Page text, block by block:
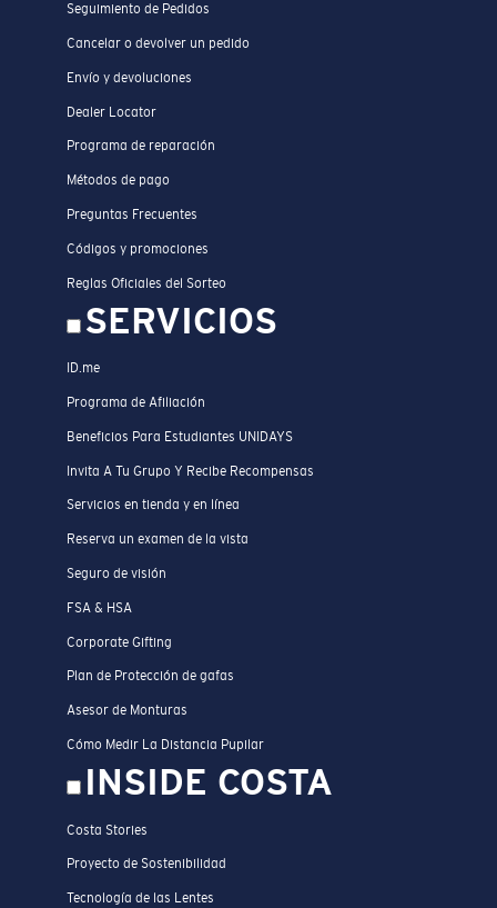
Seguimiento de Pedidos
Cancelar o devolver un pedido
Envío y devoluciones
Dealer Locator
Programa de reparación
Métodos de pago
Preguntas Frecuentes
Códigos y promociones
Reglas Oficiales del Sorteo
SERVICIOS
ID.me
Programa de Afiliación
Beneficios Para Estudiantes UNIDAYS
Invita A Tu Grupo Y Recibe Recompensas
Servicios en tienda y en línea
Reserva un examen de la vista
Seguro de visión
FSA & HSA
Corporate Gifting
Plan de Protección de gafas
Asesor de Monturas
Cómo Medir La Distancia Pupilar
INSIDE COSTA
Costa Stories
Proyecto de Sostenibilidad
Tecnología de las Lentes